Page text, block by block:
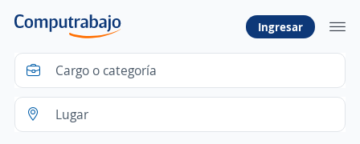
Ingresar